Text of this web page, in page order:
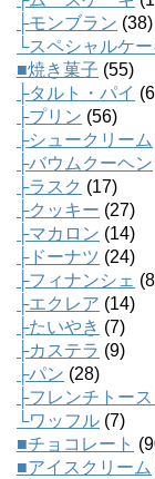
├モンブラン (38)
└スペシャルケー
■焼き菓子 (55)
├タルト・パイ
├プリン (56)
├シュークリーム
├バウムクーヘン
├ラスク (17)
├クッキー (27)
├マカロン (14)
├ドーナツ (24)
├フィナンシェ
├エクレア (14)
├たいやき (7)
├カステラ (9)
├パン (28)
├フレンチトース
└ワッフル (7)
■チョコレート
■アイスクリーム